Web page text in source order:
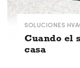
SOLUCIONES
Cuando el
casa